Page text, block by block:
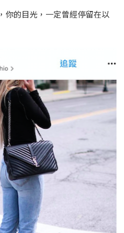
，你的目光，一定曾經停留在以